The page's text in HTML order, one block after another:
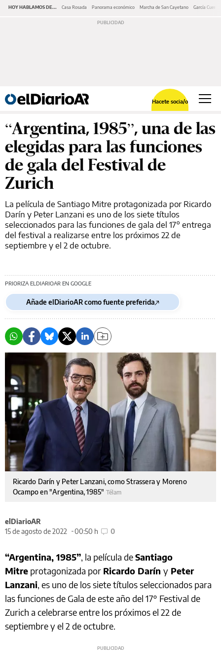
HOY HABLAMOS DE... Casa Rosada Panorama económico Marcha de San Cayetano García Cuerva
Hacete socia/o
“Argentina, 1985”, una de las
elegidas para las funciones
de gala del Festival de
Zurich
La película de Santiago Mitre protagonizada por Ricardo
Darín y Peter Lanzani es uno de los siete títulos
seleccionados para las funciones de gala del 17° entrega
del festival a realizarse entre los próximos 22 de
septiembre y el 2 de octubre.
PRIORIZA ELDIARIOAR EN GOOGLE
Añade elDiarioAR como fuente preferida
Ricardo Darín y Peter Lanzani, como Strassera y Moreno
Ocampo en "Argentina, 1985" Télam
elDiarioAR
15 de agosto de 2022
00:50 h 0
“Argentina, 1985”, la película deSantiago
Mitre protagonizada por Ricardo Darín y Peter
Lanzani, es uno de los siete títulos seleccionados para
las funciones de Gala de este año del 17° Festival de
Zurich a celebrarse entre los próximos el 22 de
septiembre y el 2 de octubre.